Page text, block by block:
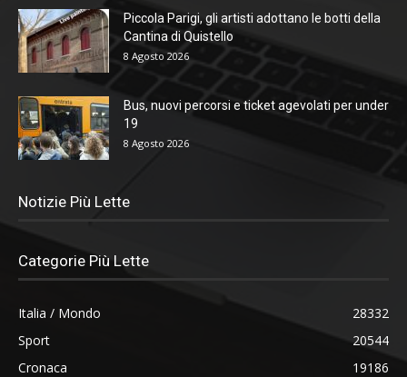
Piccola Parigi, gli artisti adottano le botti della
Cantina di Quistello
8 Agosto 2026
Bus, nuovi percorsi e ticket agevolati per under
19
8 Agosto 2026
Notizie Più Lette
Categorie Più Lette
Italia / Mondo
28332
Sport
20544
Cronaca
19186